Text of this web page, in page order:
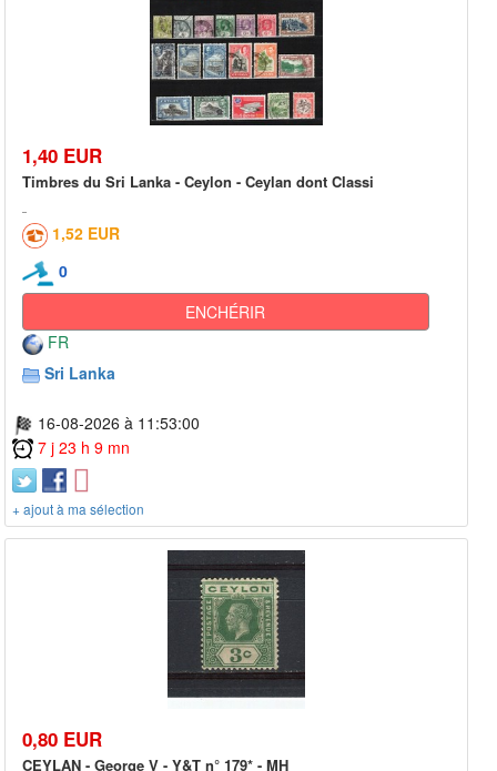
1,40 EUR
Timbres du Sri Lanka - Ceylon - Ceylan dont Classi
1,52 EUR
0
ENCHÉRIR
FR
Sri Lanka
16-08-2026 à 11:53:00
7 j 23 h 9 mn
+ ajout à ma sélection
0,80 EUR
CEYLAN - George V - Y&T n° 179* - MH